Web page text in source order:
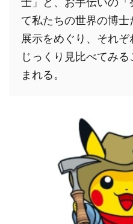
て私たちの世界の博
展示をめぐり、それ
じっくり見比べてみ
まれる。